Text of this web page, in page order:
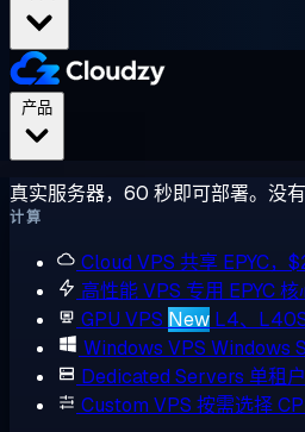
真实服务器，60 秒即可部署。没有
计算
Cloud VPS 共享 EPYC，
高性能 VPS 专用 EPYC
GPU VPS New L4、
Windows VPS Windows
Dedicated Servers 单租
Custom VPS 按需选择